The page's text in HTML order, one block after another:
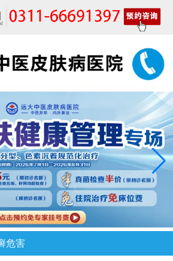
危害